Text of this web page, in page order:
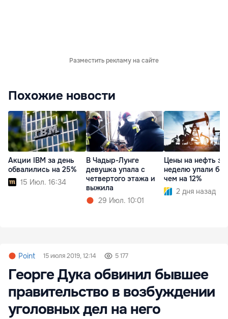
Разместить рекламу на сайте
Похожие новости
Акции IBM за день
обвалились на 25%
15 Июл. 16:34
В Чадыр-Лунге
девушка упала с
четвертого этажа и
выжила
29 Июл. 10:01
Цены на нефть за
неделю упали
чем на 12%
2 дня назад
Point 15 июля 2019, 12:14 5 177
Георге Дука обвинил бывшее
правительство в возбуждении
уголовных дел на него